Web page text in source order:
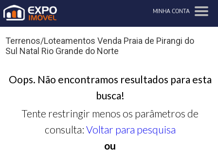
MINHA CONTA
Terrenos/Loteamentos Venda Praia de Pirangi do
Sul Natal Rio Grande do Norte
Oops. Não encontramos resultados para esta
busca!
Tente restringir menos os parâmetros de
consulta: Voltar para pesquisa
ou